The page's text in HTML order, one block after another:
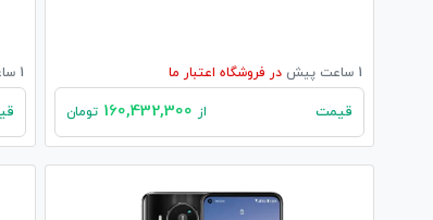
1 ساعت پیش در فروشگاه اعتبار ما
قیمت از تومان
1 ساعت پیش